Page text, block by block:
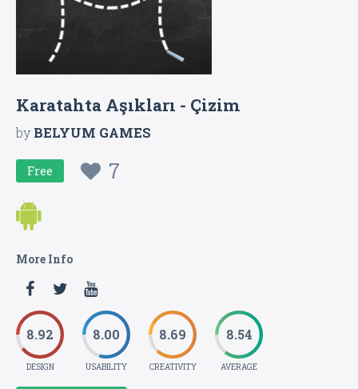
Karatahta Aşıkları - Çizim
byBELYUM GAMES
Free 7
More Info
8.92
DESIGN
8.00
USABILITY
8.69
CREATIVITY
8.54
AVERAGE